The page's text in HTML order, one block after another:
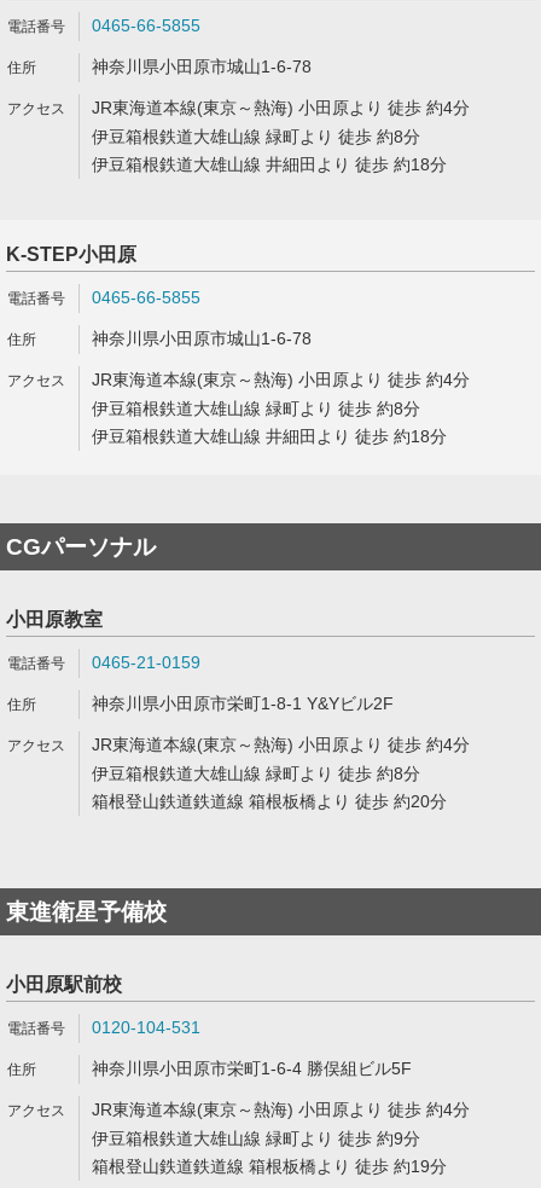
0465-66-5855
神奈川県小田原市城山1-6-78
JR東海道本線(東京～熱海) 小田原より 徒歩 約4分
伊豆箱根鉄道大雄山線 緑町より 徒歩 約8分
伊豆箱根鉄道大雄山線 井細田より 徒歩 約18分
K-STEP小田原
0465-66-5855
神奈川県小田原市城山1-6-78
JR東海道本線(東京～熱海) 小田原より 徒歩 約4分
伊豆箱根鉄道大雄山線 緑町より 徒歩 約8分
伊豆箱根鉄道大雄山線 井細田より 徒歩 約18分
CGパーソナル
小田原教室
0465-21-0159
神奈川県小田原市栄町1-8-1 Y&Yビル2F
JR東海道本線(東京～熱海) 小田原より 徒歩 約4分
伊豆箱根鉄道大雄山線 緑町より 徒歩 約8分
箱根登山鉄道鉄道線 箱根板橋より 徒歩 約20分
東進衛星予備校
小田原駅前校
0120-104-531
神奈川県小田原市栄町1-6-4 勝俣組ビル5F
JR東海道本線(東京～熱海) 小田原より 徒歩 約4分
伊豆箱根鉄道大雄山線 緑町より 徒歩 約9分
箱根登山鉄道鉄道線 箱根板橋より 徒歩 約19分